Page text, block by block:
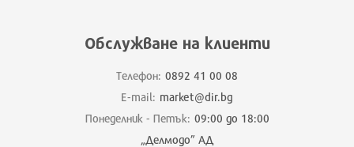
Обслужване на клиенти
Телефон: 0892 41 00 08
E-mail: market@dir.bg
Понеделник - Петък: 09:00 до 18:00
„Делмодо” АД